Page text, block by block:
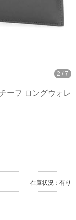
3 / 7
ーフ ロングウォレ
在庫状況：有り